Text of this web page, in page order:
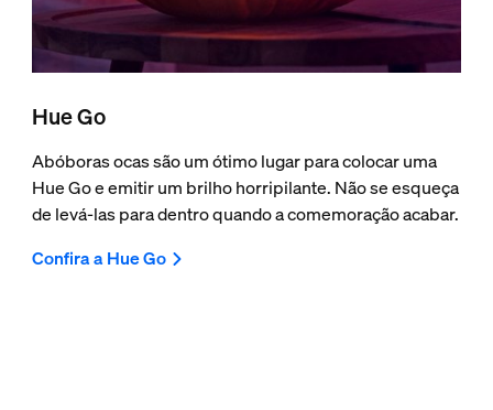
Hue Go
Abóboras ocas são um ótimo lugar para colocar uma
Hue Go e emitir um brilho horripilante. Não se esqueça
de levá-las para dentro quando a comemoração acabar.
Confira a Hue Go